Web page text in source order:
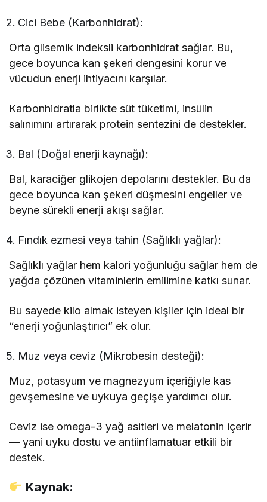
Cici Bebe (Karbonhidrat):
Orta glisemik indeksli karbonhidrat sağlar. Bu,
gece boyunca kan şekeri dengesini korur ve
vücudun enerji ihtiyacını karşılar.
Karbonhidratla birlikte süt tüketimi, insülin
salınımını artırarak protein sentezini de destekler.
Bal (Doğal enerji kaynağı):
Bal, karaciğer glikojen depolarını destekler. Bu da
gece boyunca kan şekeri düşmesini engeller ve
beyne sürekli enerji akışı sağlar.
Fındık ezmesi veya tahin (Sağlıklı yağlar):
Sağlıklı yağlar hem kalori yoğunluğu sağlar hem de
yağda çözünen vitaminlerin emilimine katkı sunar.
Bu sayede kilo almak isteyen kişiler için ideal bir
“enerji yoğunlaştırıcı” ek olur.
Muz veya ceviz (Mikrobesin desteği):
Muz, potasyum ve magnezyum içeriğiyle kas
gevşemesine ve uykuya geçişe yardımcı olur.
Ceviz ise omega-3 yağ asitleri ve melatonin içerir
— yani uyku dostu ve antiinflamatuar etkili bir
destek.
Kaynak: